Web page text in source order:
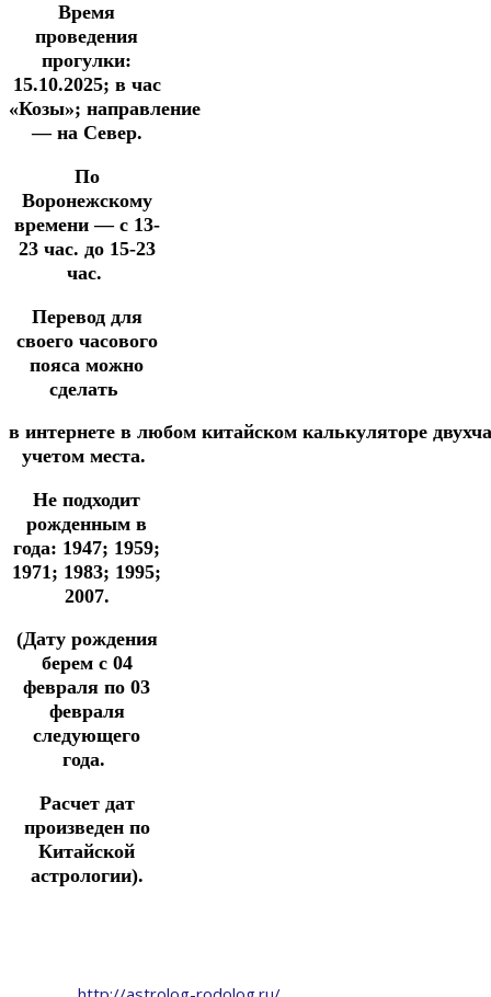
Время
проведения
прогулки:
15.10.2025; в час
«Козы»; направление
— на Север.
По
Воронежскому
времени — с 13-
23 час. до 15-23
час.
Перевод для
своего часового
пояса можно
сделать
в интернете в любом китайском калькуляторе
учетом места.
Не подходит
рожденным в
года: 1947; 1959;
1971; 1983; 1995;
2007.
(Дату рождения
берем с 04
февраля по 03
февраля
следующего
года.
Расчет дат
произведен по
Китайской
астрологии).